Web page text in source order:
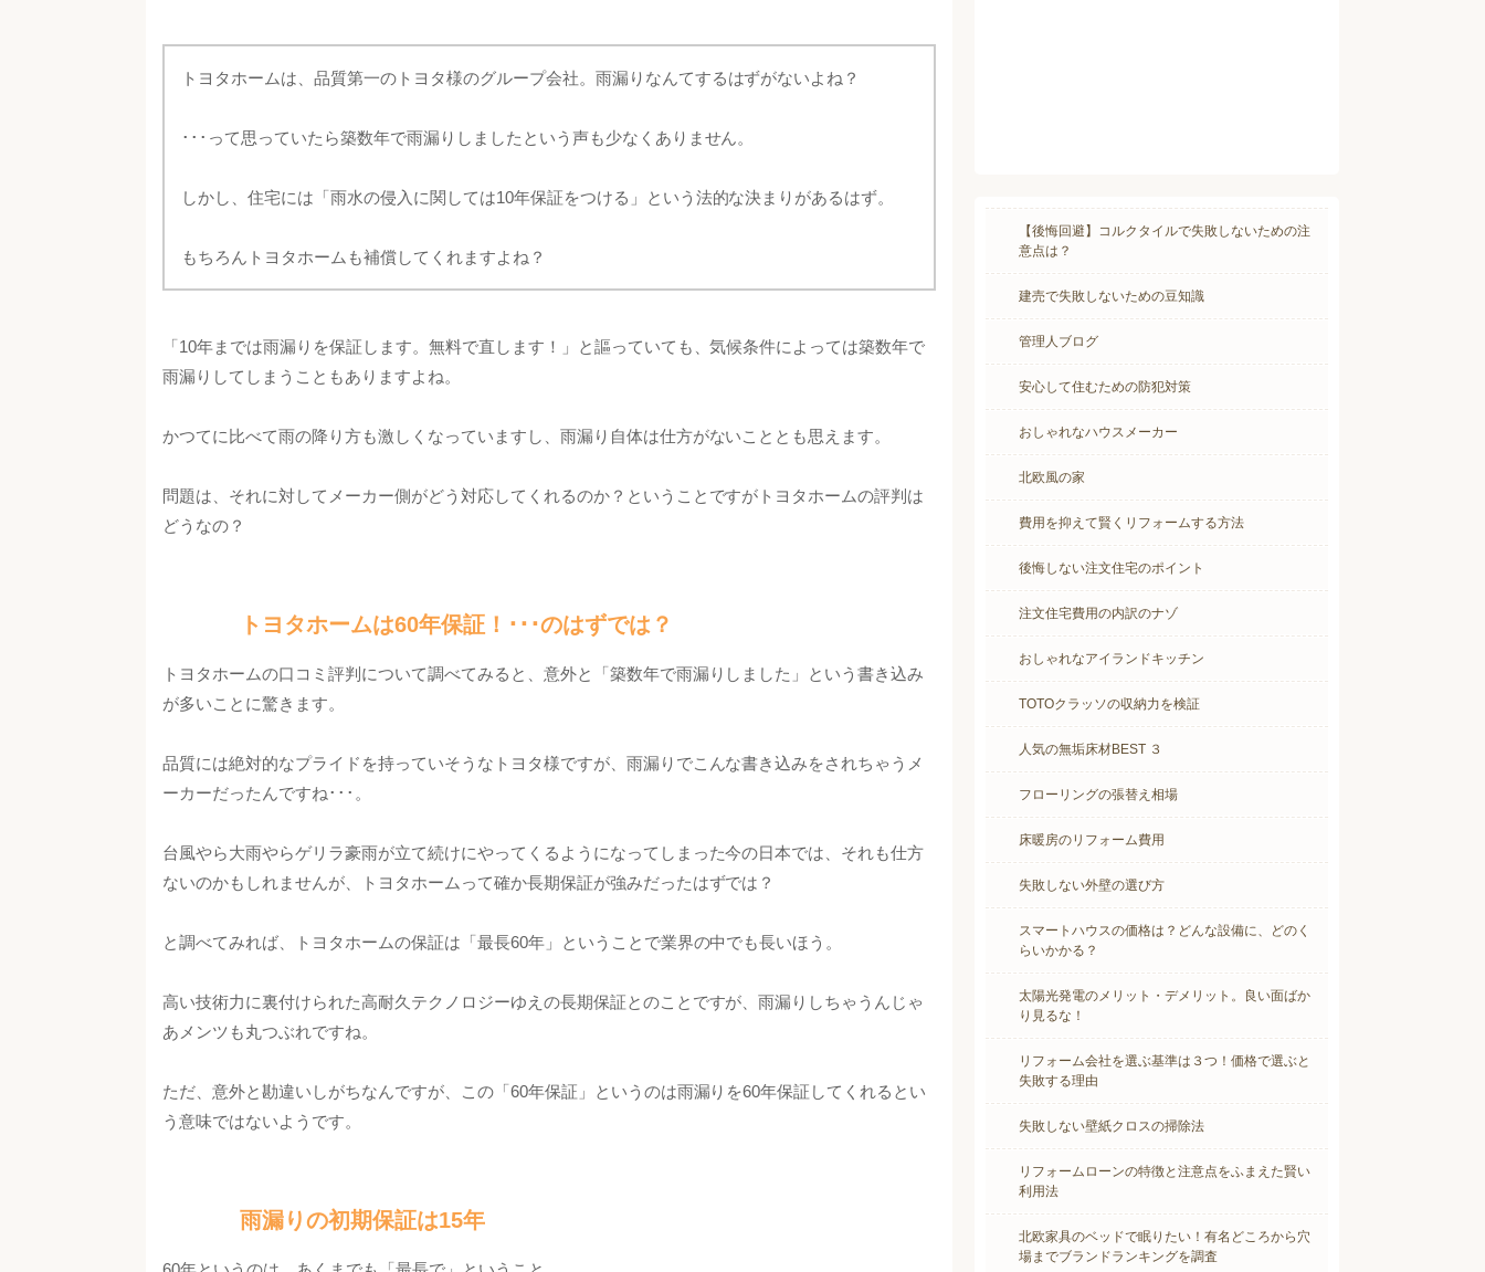
トヨタホームは、品質第一のトヨタ様のグループ会社。雨漏りなんてするはずがないよね？
･･･って思っていたら築数年で雨漏りしましたという声も少なくありません。
しかし、住宅には「雨水の侵入に関しては10年保証をつける」という法的な決まりがあるはず。
もちろんトヨタホームも補償してくれますよね？
「10年までは雨漏りを保証します。無料で直します！」と謳っていても、気候条件によっては築数年で
雨漏りしてしまうこともありますよね。
かつてに比べて雨の降り方も激しくなっていますし、雨漏り自体は仕方がないこととも思えます。
問題は、それに対してメーカー側がどう対応してくれるのか？ということですがトヨタホームの評判は
どうなの？
トヨタホームは60年保証！･･･のはずでは？
トヨタホームの口コミ評判について調べてみると、意外と「築数年で雨漏りしました」という書き込み
が多いことに驚きます。
品質には絶対的なプライドを持っていそうなトヨタ様ですが、雨漏りでこんな書き込みをされちゃうメ
ーカーだったんですね･･･。
台風やら大雨やらゲリラ豪雨が立て続けにやってくるようになってしまった今の日本では、それも仕方
ないのかもしれませんが、トヨタホームって確か長期保証が強みだったはずでは？
と調べてみれば、トヨタホームの保証は「最長60年」ということで業界の中でも長いほう。
高い技術力に裏付けられた高耐久テクノロジーゆえの長期保証とのことですが、雨漏りしちゃうんじゃ
あメンツも丸つぶれですね。
ただ、意外と勘違いしがちなんですが、この「60年保証」というのは雨漏りを60年保証してくれるとい
う意味ではないようです。
雨漏りの初期保証は15年
【後悔回避】コルクタイルで失敗しないための注
意点は？
建売で失敗しないための豆知識
管理人ブログ
安心して住むための防犯対策
おしゃれなハウスメーカー
北欧風の家
費用を抑えて賢くリフォームする方法
後悔しない注文住宅のポイント
注文住宅費用の内訳のナゾ
おしゃれなアイランドキッチン
TOTOクラッソの収納力を検証
人気の無垢床材BEST ３
フローリングの張替え相場
床暖房のリフォーム費用
失敗しない外壁の選び方
スマートハウスの価格は？どんな設備に、どのく
らいかかる？
太陽光発電のメリット・デメリット。良い面ばか
り見るな！
リフォーム会社を選ぶ基準は３つ！価格で選ぶと
失敗する理由
失敗しない壁紙クロスの掃除法
リフォームローンの特徴と注意点をふまえた賢い
利用法
北欧家具のベッドで眠りたい！有名どころから穴
場までブランドランキングを調査